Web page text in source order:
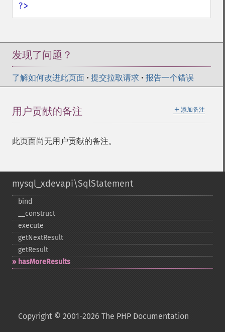
?>
发现了问题？
了解如何改进此页面 • 提交拉取请求 • 报告一个错误
＋ 添加备注
用户贡献的备注
此页面尚无用户贡献的备注。
mysql_xdevapi\SqlStatement
bind
_​_​construct
execute
getNextResult
getResult
hasMoreResults
Copyright © 2001-2026 The PHP Documentation